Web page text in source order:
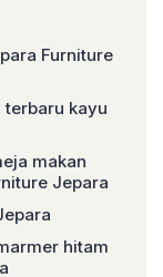
Furniture
kayu
makan
Jepara
hitam